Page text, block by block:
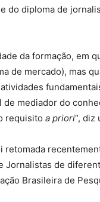
do diploma de
da formação, em
de mercado), mas
de mediador do
requisito a priori“, diz
retomada
Jornalistas de
Brasileira de